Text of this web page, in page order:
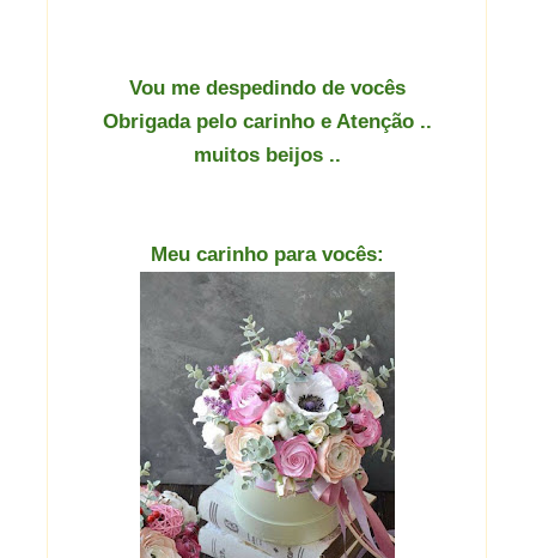
Vou me despedindo de vocês
Obrigada pelo carinho e Atenção ..
muitos beijos ..
Meu carinho para vocês: